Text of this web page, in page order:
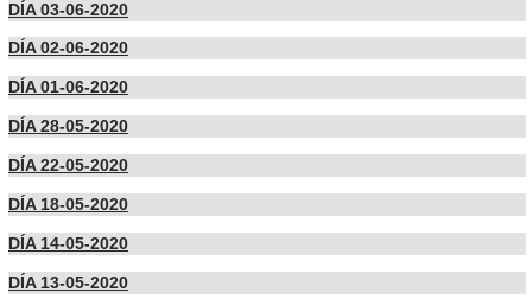
DÍA 03-06-2020
DÍA 02-06-2020
DÍA 01-06-2020
DÍA 28-05-2020
DÍA 22-05-2020
DÍA 18-05-2020
DÍA 14-05-2020
DÍA 13-05-2020